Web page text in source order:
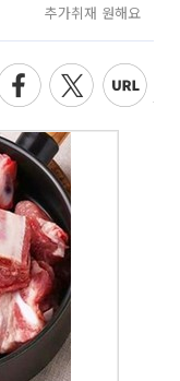
추가취재 원해요